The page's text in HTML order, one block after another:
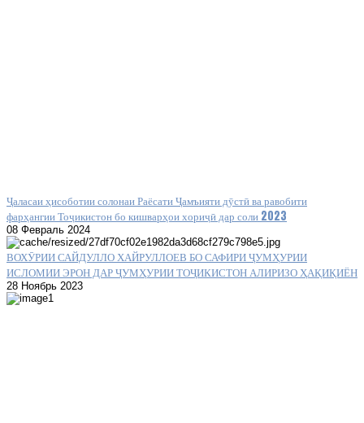
Ҷаласаи ҳисоботии солонаи Раёсати Ҷамъияти дӯстӣ ва равобити
фарҳангии Тоҷикистон бо кишварҳои хориҷӣ дар соли 2023
08 Февраль 2024
ВОХӮРИИ САЙДУЛЛО ХАЙРУЛЛОЕВ БО САФИРИ ҶУМҲУРИИ
ИСЛОМИИ ЭРОН ДАР ҶУМҲУРИИ ТОҶИКИСТОН АЛИРИЗО ҲАҚИҚИЁН
28 Ноябрь 2023